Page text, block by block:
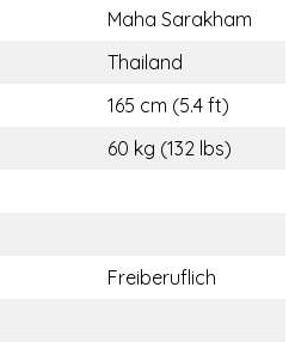
Maha Sarakham
Thailand
165 cm (5.4 ft)
60 kg (132 lbs)
Freiberuflich